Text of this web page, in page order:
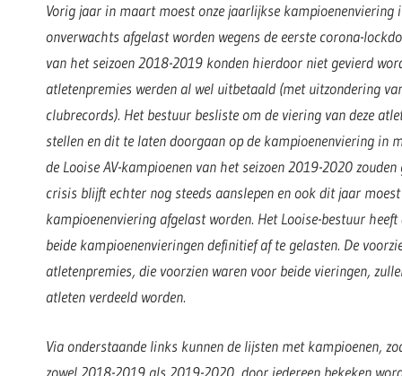
Vorig jaar in maart moest onze jaarlijkse kampioenenviering
onverwachts afgelast worden wegens de eerste corona-
van het seizoen 2018-2019 konden hierdoor niet gevierd
atletenpremies werden al wel uitbetaald (met uitzondering
clubrecords). Het bestuur besliste om de viering van deze
stellen en dit te laten doorgaan op de kampioenenviering in
de Looise AV-kampioenen van het seizoen 2019-2020
crisis blijft echter nog steeds aanslepen en ook dit jaar
kampioenenviering afgelast worden. Het Looise-bestuur
beide kampioenenvieringen definitief af te gelasten. De
atletenpremies, die voorzien waren voor beide vieringen,
atleten verdeeld worden.
Via onderstaande links kunnen de lijsten met kampioenen,
zowel 2018-2019 als 2019-2020, door iedereen bekeken